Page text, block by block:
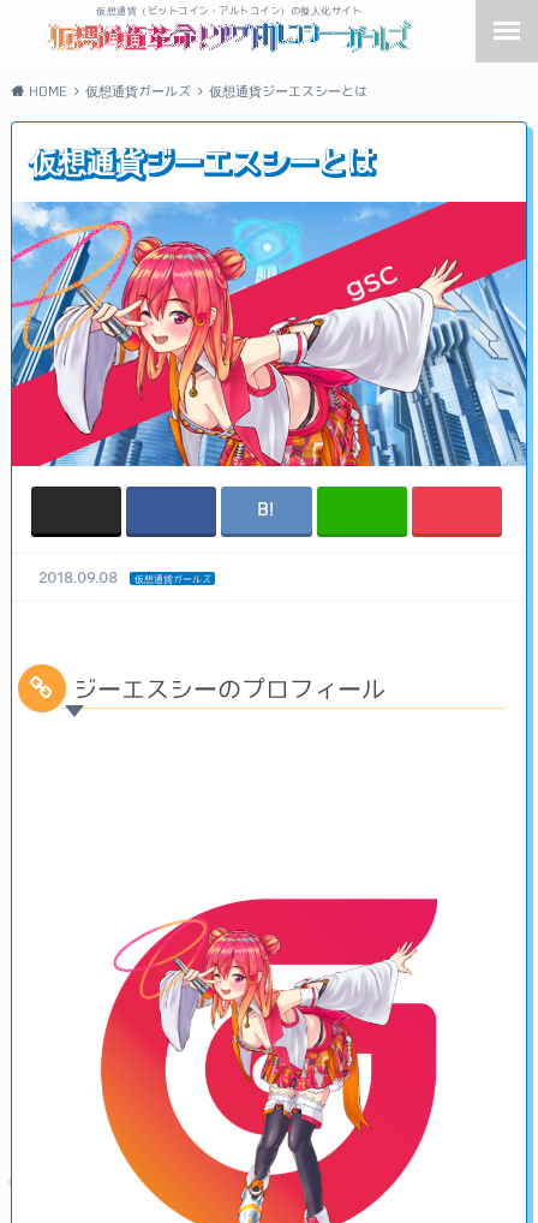
仮想通貨（ビットコイン・アルトコイン）の擬人化サイト
HOME 仮想通貨ガールズ 仮想通貨ジーエスシーとは
仮想通貨ジーエスシーとは
2018.09.08 仮想通貨ガールズ
ジーエスシーのプロフィール